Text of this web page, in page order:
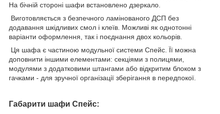
На бічній стороні шафи встановлено дзеркало.
Виготовляється з безпечного ламінованого ДСП без
додавання шкідливих смол і клеїв. Можливі як однотонні
варіанти оформлення, так і поєднання двох кольорів.
Ця шафа є частиною модульної системи Спейс. Її можна
доповнити іншими елементами: секціями з полицями,
модулями з додатковими штангами або відкритим блоком з
гачками - для зручної організації зберігання в передпокої.
Габарити шафи Спейс: